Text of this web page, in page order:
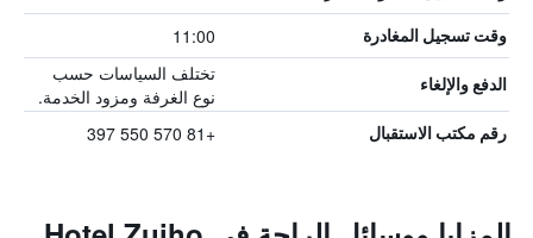
وقت تسجيل المغادرة 11:00
الدفع والإلغاء
تختلف السياسات حسب
نوع الغرفة ومزود الخدمة.
رقم مكتب الاستقبال +81 570 550 397